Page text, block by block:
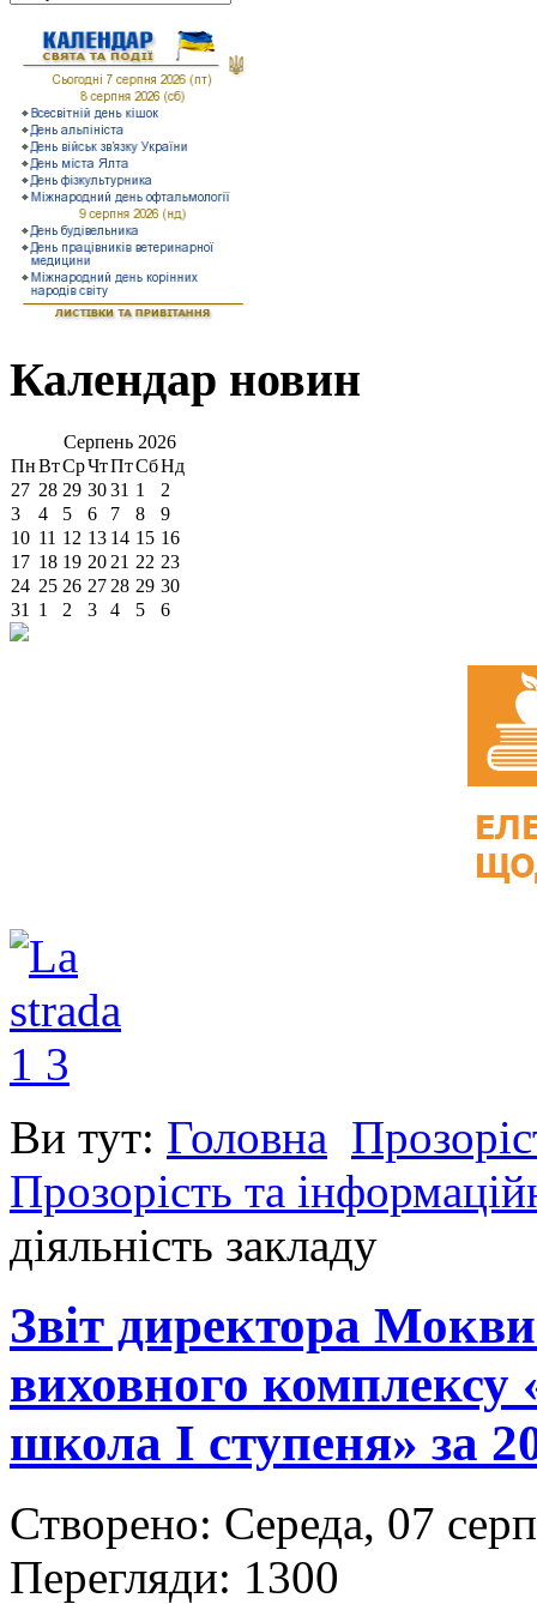
Календар новин
Серпень 2026
ПнВтСрЧтПтСбНд
27 28 29 3031 1
2
3
4 5 6 7 8
9
10 11 12 13 14 15 16
17 18 19 20 21 22 23
24 25 26 27 28 29 30
31
1 2 3 4 5 6
Ви тут: Головна
Прозорість та
діяльність закладу
Звіт директора
виховного комплексу
школа І ступеня» за
Створено: Середа, 07
Перегляди: 1300